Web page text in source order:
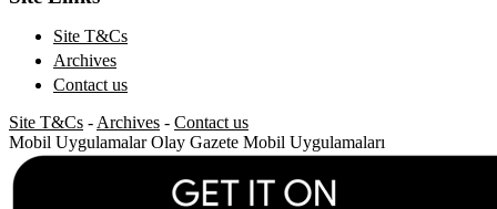
Site T&Cs
Archives
Contact us
Site T&Cs - Archives - Contact us
Mobil Uygulamalar Olay Gazete Mobil Uygulamaları